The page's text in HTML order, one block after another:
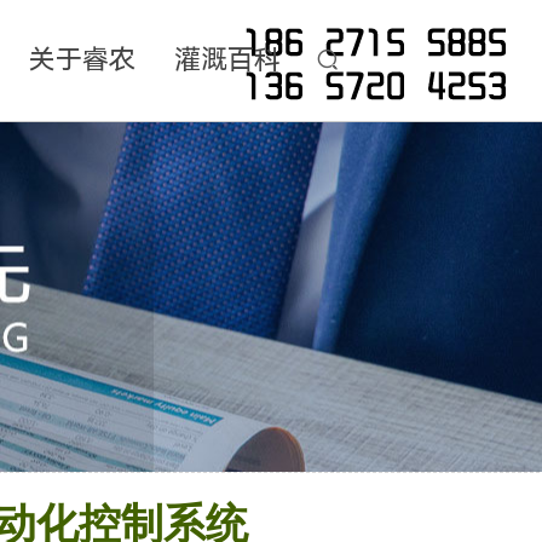
化控制系统
关于睿农 灌溉百科